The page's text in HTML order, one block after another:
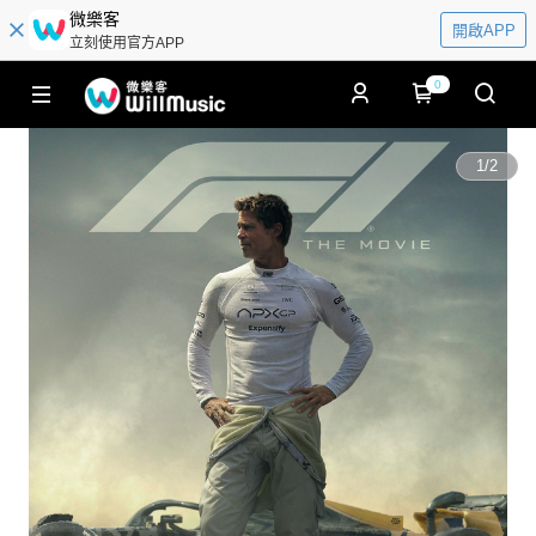
微樂客
立刻使用官方APP
開啟APP
0
1/2